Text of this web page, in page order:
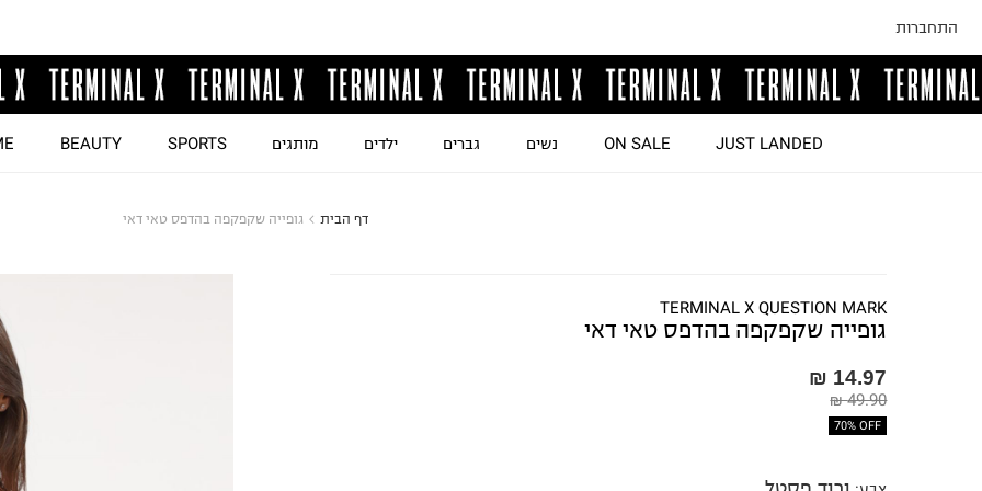
התחברות
JUST LANDED
ON SALE נשים גברים ילדים מותגים SPORTS
BEAUTY
דף הבית גופייה שקפקפה בהדפס טאי דאי
TERMINAL X QUESTION MARK
גופייה שקפקפה בהדפס טאי דאי
14.97 ₪
49.90 ₪
70% OFF